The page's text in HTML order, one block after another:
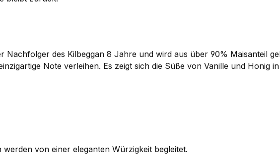
Nachfolger des Kilbeggan 8 Jahre und wird aus über 90% Maisanteil
Note verleihen. Es zeigt sich die Süße von Vanille und Honig
von einer eleganten Würzigkeit begleitet.